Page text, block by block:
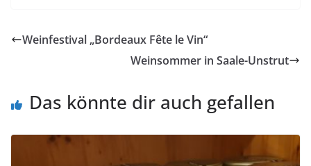
Weinfestival „Bordeaux Fête le Vin“
Weinsommer in Saale-Unstrut
Das könnte dir auch gefallen